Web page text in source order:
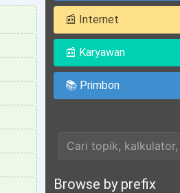
📰 Internet
📰 Karyawan
📚 Primbon
Browse by prefix